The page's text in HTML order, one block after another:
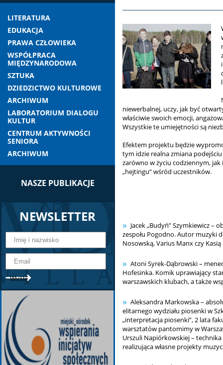
LITERATURA
EDUKACJA
PRAWA CZŁOWIEKA
WSPÓŁPRACA
MIĘDZYNARODOWA
SZTUKA
DZIEDZICTWO KULTUROWE
ARCHIWUM
LABORATORIUM DIALOGU
KULTUR
CENTRUM AKTYWNOŚCI
SENIORA
ARCHIWUM
NASZE PUBLIKACJE
NEWSLETTER
niewerbalnej, uczy, jak być
właściwie swoich emocji,
Wszystkie te umiejętności są
Efektem projektu będzie
tym idzie realna zmiana
zarówno w życiu codziennym, jak
„hejtingu” wśród uczestników.
Jacek „Budyń” Szymkiewicz –
zespołu Pogodno. Autor muzyki
Nosowską, Varius Manx czy Kasią
Atoni Syrek-Dąbrowski –
Hofesinka. Komik uprawiający
warszawskich klubach, a także
Aleksandra Markowska –
elitarnego wydziału piosenki w
„interpretacja piosenki”, 2 lata
warsztatów pantomimy w
Urszuli Napiórkowskiej –
realizująca własne projekty